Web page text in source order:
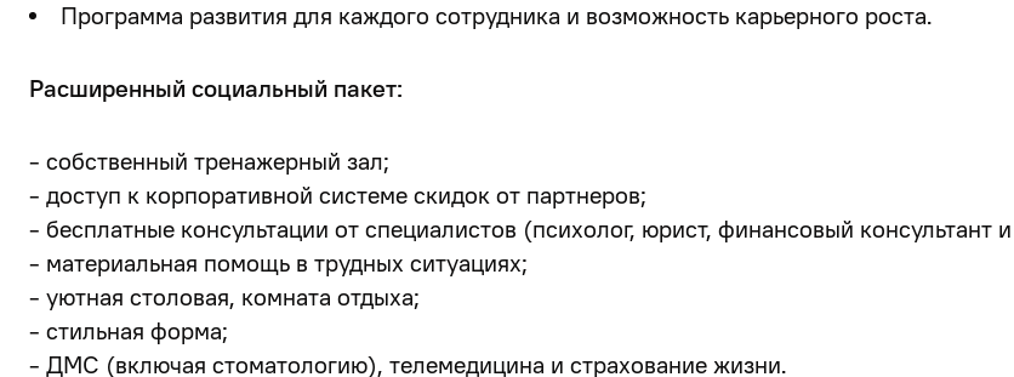
Программа развития для каждого сотрудника и возможность карьерного роста.
Расширенный социальный пакет:
- собственный тренажерный зал;
- доступ к корпоративной системе скидок от партнеров;
- бесплатные консультации от специалистов (психолог, юрист, финансовый консультант
- материальная помощь в трудных ситуациях;
- уютная столовая, комната отдыха;
- стильная форма;
- ДМС (включая стоматологию), телемедицина и страхование жизни.